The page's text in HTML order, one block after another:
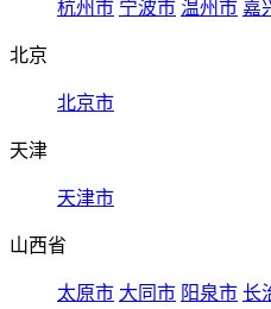
杭州市 宁波市 温州市 嘉
北京
北京市
天津
天津市
山西省
太原市 大同市 阳泉市 长